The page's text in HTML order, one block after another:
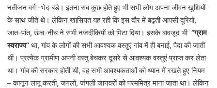
नतीजन वर्ग -भेद बड़े। इतना सब कुछ होते हुए भी सभी लोग अपना जीवन खुशियों
के साथ जीते थे। लेकिन खासियत यह रही कि इस दौर में बढ़ती आपसी दूरियों,
जात-पांत, ऊंच-नीच ने सभी नजदीकियों को मिटा दिया। इसके बावजूद भी “ग्राम
स्वराज्य” था, गांव के लोगों की सभी आवश्यक वस्तुएं गांव में ही बनाई, पैदा की जातीं
थीं। प्रत्येक ग्रामीण अपनी वस्तु बेचकर दूसरे से आवश्यक वस्तुएं प्राप्त कर लेता
था। गांव की सरकार होती थी, वह सभी आवश्यकताओं को ध्यान में रखते हुए नियम
– कानून लागू करती, जंगलों, जंगली जानवरों को परममित्र माना जाता था। लेकिन